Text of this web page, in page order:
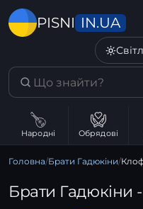
PISNI IN.UA
Народні Обрядові
Головна/Брати Гадюкіни/
Брати Гадюкіни